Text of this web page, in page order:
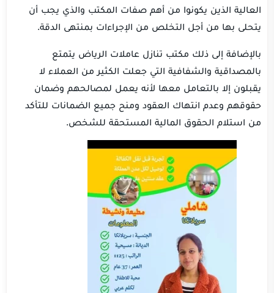
العالية الذين يكونوا من أهم صفات المكتب والذي يجب أن
يتحلى بها من أجل التخلص من الإجراءات بمنتهى الدقة.
بالإضافة إلى ذلك مكتب تنازل عاملات الرياض يتمتع
بالمصداقية والشفافية التي جعلت الكثير من العملاء لا
يقبلون إلا بالتعامل معها لأنه يعمل لمصالحهم وضمان
حقوقهم وعدم انتهاك العقود ومنح جميع الضمانات للتأكد
من استلام الحقوق المالية المستحقة للشخص.